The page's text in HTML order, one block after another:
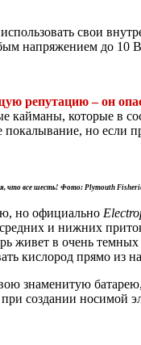
свои
напряжением до 10
репутацию – он
кайманы, которые в
но если
что все шесть! Фото: Plymouth
но официально
и нижних
живет в очень
кислород прямо из
знаменитую
создании носимой